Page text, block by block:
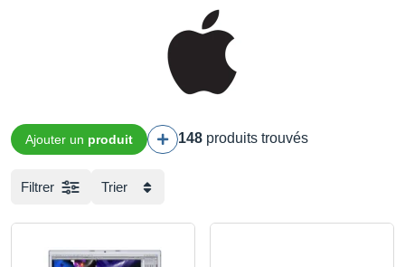
Ajouter un produit 148 produits trouvés
Filtrer Trier